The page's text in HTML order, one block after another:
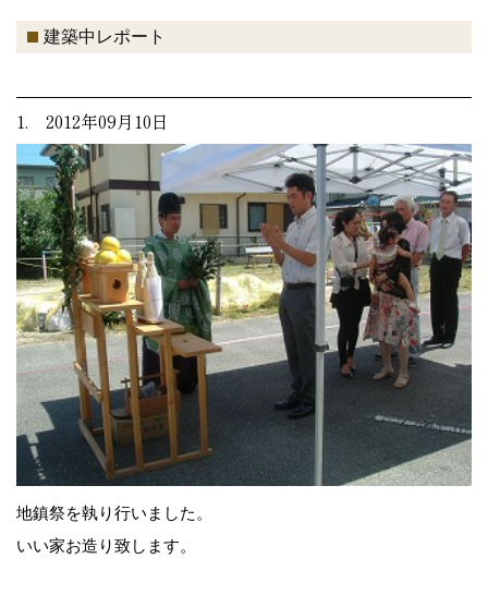
建築中レポート
1. 2012年09月10日
地鎮祭を執り行いました。
いい家お造り致します。